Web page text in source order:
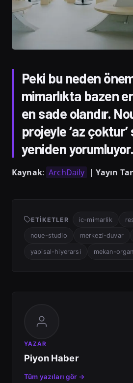
Peki bu neden
mimarlıkta bazen
en sade olandır.
projeyle ‘az çoktur’
yeniden yorumluyor.
Kaynak: ArchDaily | Yayın
ETIKETLER ic-mimarlik
noue-studio merkezi-duvar
yapisal-hiyerarsi mekan-
YAZAR
Piyon Haber
Tüm yazıları gör →